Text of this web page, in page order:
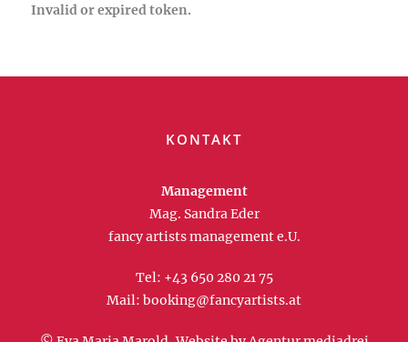
Invalid or expired token.
KONTAKT
Management
Mag. Sandra Eder
fancy artists management e.U.
Tel: +43 650 280 21 75
Mail: booking@fancyartists.at